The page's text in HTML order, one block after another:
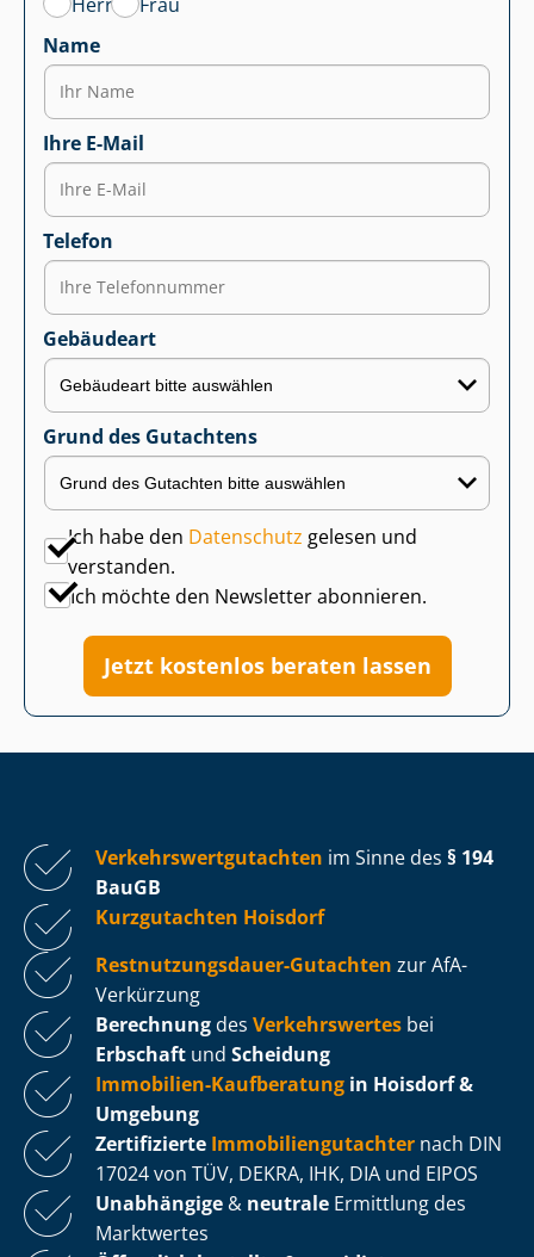
Name
Ihre E-Mail
Telefon
Gebäudeart
Grund des Gutachtens
Ich habe den Datenschutz gelesen und
verstanden.
Ich möchte den Newsletter abonnieren.
Jetzt kostenlos beraten lassen
Ver­kehrs­wert­gut­ach­ten im Sinne des § 194
BauGB
Kurzgutachten Hoisdorf
Rest­nut­zungs­dau­er-Gutachten zur AfA-
Verkürzung
Berechnung des Verkehrswertes bei
Erbschaft und Scheidung
Immobilien-Kaufberatung in Hoisdorf &
Umgebung
Zertifizierte Im­mo­bi­li­en­gut­ach­ter nach DIN
17024 von TÜV, DEKRA, IHK, DIA und EIPOS
Unabhängige & neutrale Ermittlung des
Marktwertes